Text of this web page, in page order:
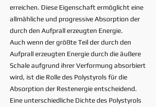
erreichen. Diese Eigenschaft ermöglicht eine
allmähliche und progressive Absorption der
durch den Aufprall erzeugten Energie.
Auch wenn der größte Teil der durch den
Aufprall erzeugten Energie durch die äußere
Schale aufgrund ihrer Verformung absorbiert
wird, ist die Rolle des Polystyrols für die
Absorption der Restenergie entscheidend.
Eine unterschiedliche Dichte des Polystyrols